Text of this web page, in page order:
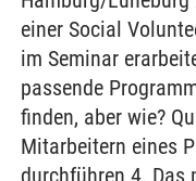
einer Social
im Seminar
passende
finden, aber wie?
Mitarbeitern eines
durchführen 4. Das